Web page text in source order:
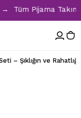
Pijama